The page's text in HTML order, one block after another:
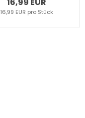
16,99 EUR pro Stück